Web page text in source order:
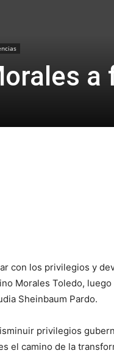
a
con los privilegios y
Morales Toledo,
Sheinbaum Pardo.
privilegios
el camino de la